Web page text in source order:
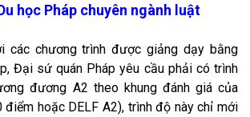
học Pháp chuyên ngành luật
các chương trình được giảng dạy bằng
Đại sứ quán Pháp yêu cầu phải có trình
đương A2 theo khung đánh giá của
điểm hoặc DELF A2), trình độ này chỉ mới